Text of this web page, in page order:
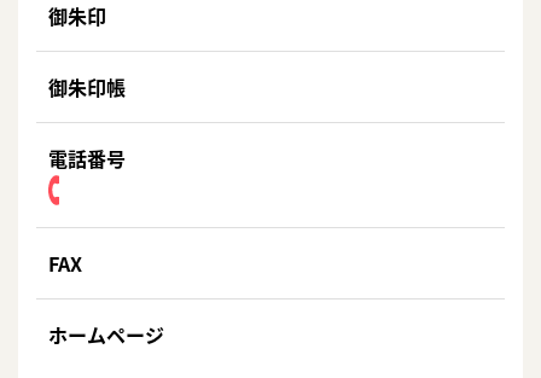
御朱印
御朱印帳
電話番号
FAX
ホームページ